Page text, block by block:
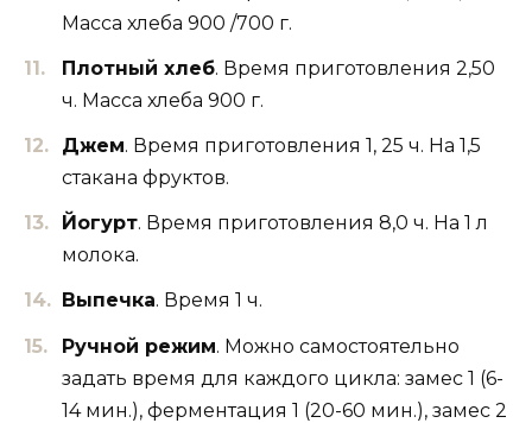
Масса хлеба 900 /700 г.
Плотный хлеб. Время приготовления 2,50
ч. Масса хлеба 900 г.
Джем. Время приготовления 1, 25 ч. На 1,5
стакана фруктов.
Йогурт. Время приготовления 8,0 ч. На 1 л
молока.
Выпечка. Время 1 ч.
Ручной режим. Можно самостоятельно
задать время для каждого цикла: замес 1 (6-
14 мин.), ферментация 1 (20-60 мин.), замес 2